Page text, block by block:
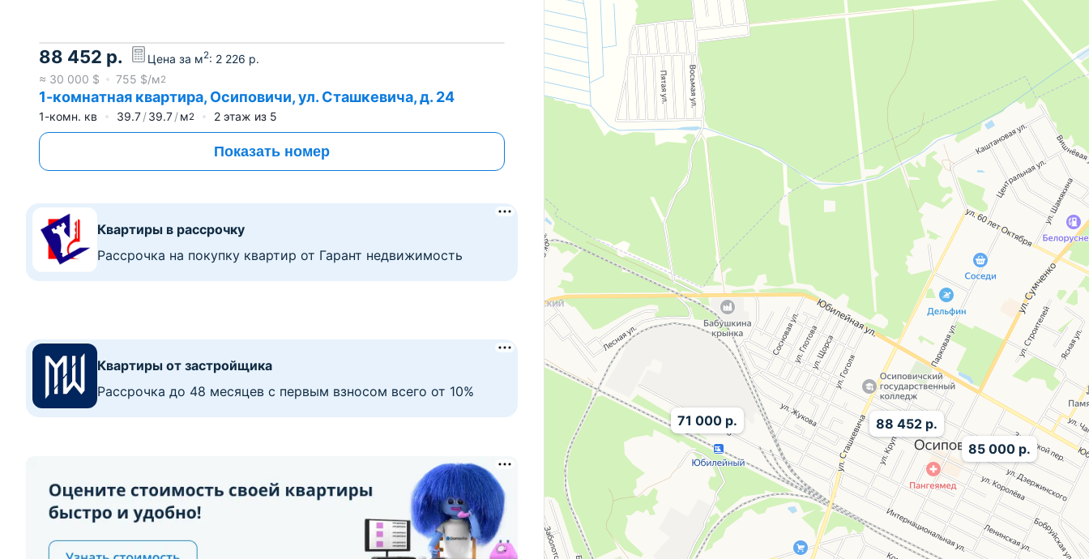
88 452 р. Цена за м2: 2 226 р.
≈ 30 000 $ 755 $/м2
1-комнатная квартира, Осиповичи, ул. Сташкевича, д. 24
1-комн. кв 39.7 39.7 м2 2 этаж из 5
Показать номер
Квартиры в рассрочку
Рассрочка на покупку квартир от Гарант недвижимость
Квартиры от застройщика
Рассрочка до 48 месяцев с первым взносом всего от 10%
88 452 р.
71 000 р.
85 000 р.